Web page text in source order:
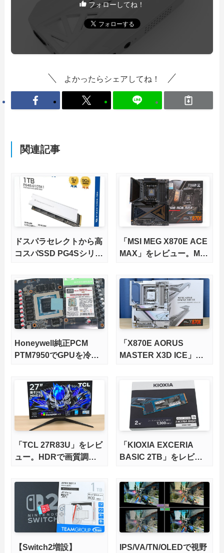
フォローしてね！
よかったらシェアしてね！
関連記事
ドスパラセレクトから高
コスパSSD PG4Sシリー
「MSI MEG X870E ACE
MAX」をレビュー。M.2
版X870Eマザーボードを
徹底検証
Honeywell純正PCM
PTM7950でGPUを冷や
「X870E AORUS
MASTER X3D ICE」を
さらに高速にする完全版
X870Eマザーボードを徹
底検証
「TCL 27R83U」をレビ
ュー。HDRで画質調整
輝度も発揮！
「KIOXIA EXCERIA
BASIC 2TB」をレビュ
力、高性能、高コスパを
実現！
【Switch2増設】
IPS/VA/TN/OLEDで視野